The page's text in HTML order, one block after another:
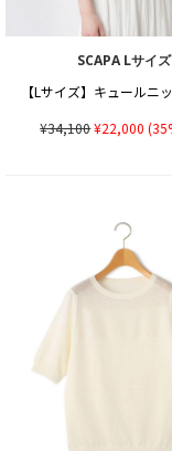
SCAPA Lサイズ
【Lサイズ】キュールニ
¥34,100¥22,000